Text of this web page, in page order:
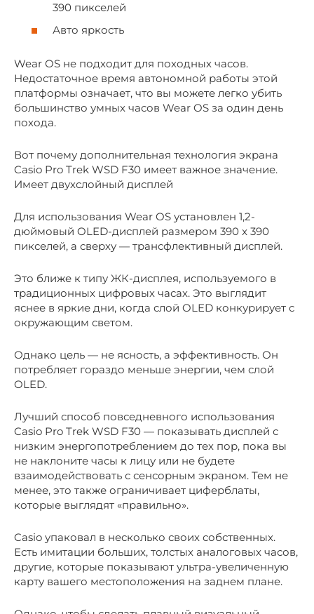
390 пикселей
Авто яркость
Wear OS не подходит для походных часов.
Недостаточное время автономной работы этой
платформы означает, что вы можете легко убить
большинство умных часов Wear OS за один день
похода.
Вот почему дополнительная технология экрана
Casio Pro Trek WSD F30 имеет важное значение.
Имеет двухслойный дисплей
Для использования Wear OS установлен 1,2-
дюймовый OLED-дисплей размером 390 x 390
пикселей, а сверху — трансфлективный дисплей.
Это ближе к типу ЖК-дисплея, используемого в
традиционных цифровых часах. Это выглядит
яснее в яркие дни, когда слой OLED конкурирует с
окружающим светом.
Однако цель — не ясность, а эффективность. Он
потребляет гораздо меньше энергии, чем слой
OLED.
Лучший способ повседневного использования
Casio Pro Trek WSD F30 — показывать дисплей с
низким энергопотреблением до тех пор, пока вы
не наклоните часы к лицу или не будете
взаимодействовать с сенсорным экраном. Тем не
менее, это также ограничивает циферблаты,
которые выглядят «правильно».
Casio упаковал в несколько своих собственных.
Есть имитации больших, толстых аналоговых часов,
другие, которые показывают ультра-увеличенную
карту вашего местоположения на заднем плане.